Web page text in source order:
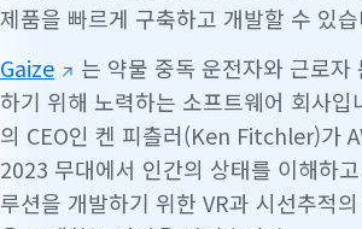
제품을 빠르게 구축하고 개발할 수 있
Gaize
는 약물 중독 운전자와 근로자
하기 위해 노력하는 소프트웨어 회사입
의 CEO인 켄 피츨러(Ken Fitchler)가
2023 무대에서 인간의 상태를 이해하
루션을 개발하기 위한 VR과 시선추적